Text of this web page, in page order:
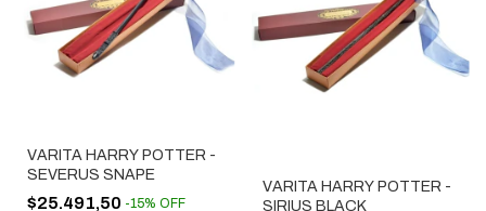
VARITA HARRY POTTER -
SEVERUS SNAPE
$25.491,50 -15% OFF
VARITA HARRY POTTER -
SIRIUS BLACK